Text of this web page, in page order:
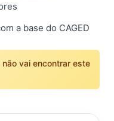
a base do CAGED
não vai encontrar este